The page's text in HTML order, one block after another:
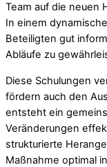
Team auf die neuen
In einem
Beteiligten gut
Abläufe zu
Diese Schulungen
fördern auch den
entsteht ein
Veränderungen
strukturierte
Maßnahme optimal